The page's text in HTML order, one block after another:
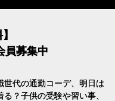
員募集中
世代の通勤コーデ、明日は
る？子供の受験や習い事、